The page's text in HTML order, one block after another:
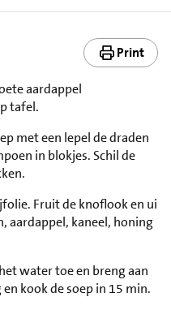
Print
aardappel
tafel.
met een lepel de draden
in blokjes. Schil de
Fruit de knoflook en ui
aardappel, kaneel, honing
water toe en breng aan
kook de soep in 15 min.